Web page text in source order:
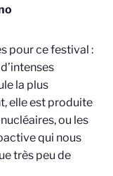
pour ce festival :
la plus
elle est produite
ou les
qui nous
très peu de